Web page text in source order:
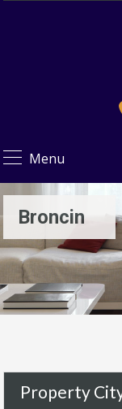
Menu
Broncin
Property